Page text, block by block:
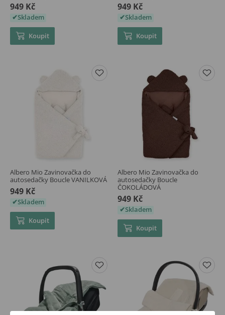
949 Kč
Skladem
Koupit
949 Kč
Skladem
Koupit
Albero Mio Zavinovačka do
autosedačky Boucle VANILKOVÁ
949 Kč
Skladem
Koupit
Albero Mio Zavinovačka do
autosedačky Boucle
ČOKOLÁDOVÁ
949 Kč
Skladem
Koupit